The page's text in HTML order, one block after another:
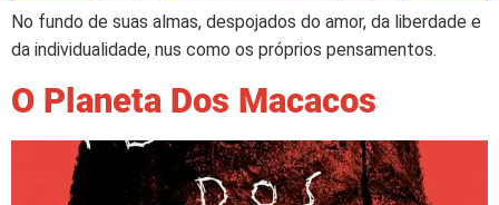
No fundo de suas almas, despojados do amor, da liberdade e
da individualidade, nus como os próprios pensamentos.
O Planeta Dos Macacos